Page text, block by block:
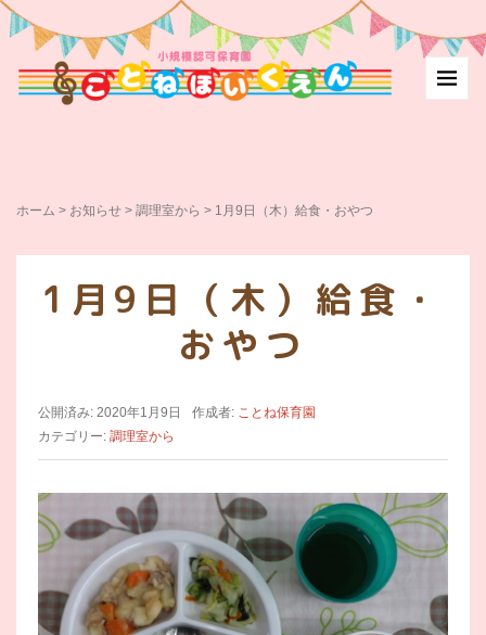
ホーム > お知らせ > 調理室から > 1月9日（木）給食・おやつ
1月9日（木）給食・
おやつ
公開済み: 2020年1月9日 作成者: ことね保育園
カテゴリー: 調理室から